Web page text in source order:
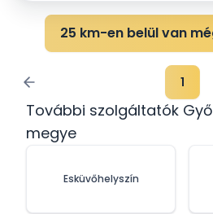
25 km-en belül van
1
További szolgáltatók
megye
Esküvőhelyszín